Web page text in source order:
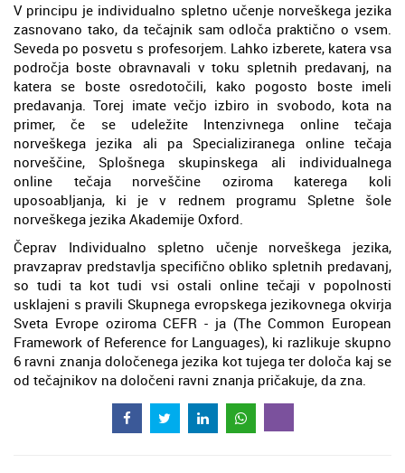
V principu je individualno spletno učenje norveškega jezika
zasnovano tako, da tečajnik sam odloča praktično o vsem.
Seveda po posvetu s profesorjem. Lahko izberete, katera vsa
področja boste obravnavali v toku spletnih predavanj, na
katera se boste osredotočili, kako pogosto boste imeli
predavanja. Torej imate večjo izbiro in svobodo, kota na
primer, če se udeležite Intenzivnega online tečaja
norveškega jezika ali pa Specializiranega online tečaja
norveščine, Splošnega skupinskega ali individualnega
online tečaja norveščine oziroma katerega koli
uposoabljanja, ki je v rednem programu Spletne šole
norveškega jezika Akademije Oxford.
Čeprav Individualno spletno učenje norveškega jezika,
pravzaprav predstavlja specifično obliko spletnih predavanj,
so tudi ta kot tudi vsi ostali online tečaji v popolnosti
usklajeni s pravili Skupnega evropskega jezikovnega okvirja
Sveta Evrope oziroma CEFR - ja (The Common European
Framework of Reference for Languages), ki razlikuje skupno
6 ravni znanja določenega jezika kot tujega ter določa kaj se
od tečajnikov na določeni ravni znanja pričakuje, da zna.